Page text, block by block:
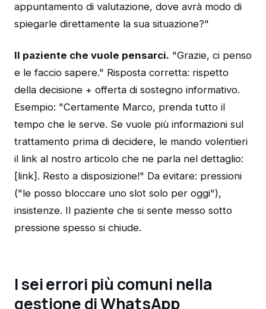
appuntamento di valutazione, dove avrà modo di
spiegarle direttamente la sua situazione?"
Il paziente che vuole pensarci. "Grazie, ci penso
e le faccio sapere." Risposta corretta: rispetto
della decisione + offerta di sostegno informativo.
Esempio: "Certamente Marco, prenda tutto il
tempo che le serve. Se vuole più informazioni sul
trattamento prima di decidere, le mando volentieri
il link al nostro articolo che ne parla nel dettaglio:
[link]. Resto a disposizione!" Da evitare: pressioni
("le posso bloccare uno slot solo per oggi"),
insistenze. Il paziente che si sente messo sotto
pressione spesso si chiude.
I sei errori più comuni nella
gestione di WhatsApp